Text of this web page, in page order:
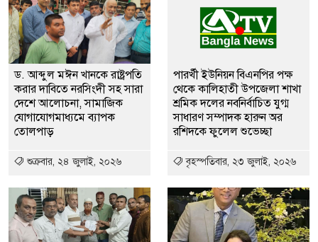
ড. আব্দুল মঈন খানকে রাষ্ট্রপতি
করার দাবিতে নরসিংদী সহ সারা
দেশে আলোচনা, সামাজিক
যোগাযোগমাধ্যমে ব্যাপক
তোলপাড়
শুক্রবার, ২৪ জুলাই, ২০২৬
পারর্খী ইউনিয়ন বিএনপির পক্ষ
থেকে কালিহাতী উপজেলা শাখা
শ্রমিক দলের নবনির্বাচিত যুগ্ম
সাধারণ সম্পাদক হারুন অর
রশিদকে ফুলেল শুভেচ্ছা
বৃহস্পতিবার, ২৩ জুলাই, ২০২৬